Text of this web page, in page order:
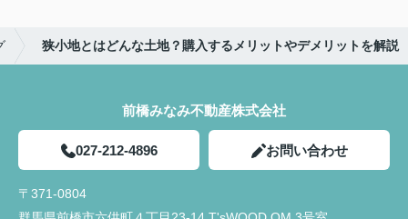
狭小地とはどんな土地？購入するメリットやデメリットを解説
前橋みなみ不動産株式会社
027-212-4896 お問い合わせ
〒371-0804